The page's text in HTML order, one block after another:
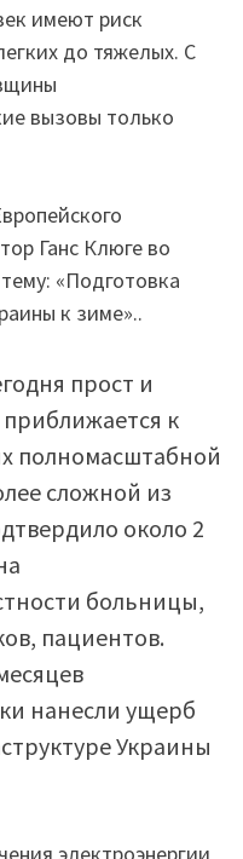
имеют риск
до тяжелых. С
вызовы только
Ганс Клюге во
«Подготовка
к зиме»..
прост и
к
полномасштабной
сложной из
около 2
больницы,
пациентов.
нанесли ущерб
Украины